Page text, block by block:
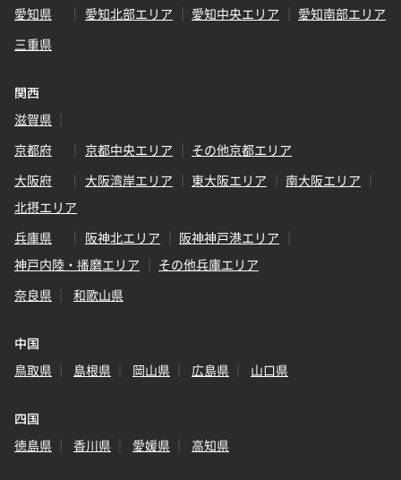
愛知県 愛知北部エリア 愛知中央エリア
愛知南部エリア
三重県
関西
滋賀県
京都府
京都中央エリア
その他京都エリア
大阪府
大阪湾岸エリア 東大阪エリア
南大阪エリア
北摂エリア
兵庫県
阪神北エリア
阪神神戸港エリア
神戸内陸・播磨エリア
その他兵庫エリア
奈良県
和歌山県
中国
鳥取県
島根県 岡山県 広島県 山口県
四国
徳島県
香川県 愛媛県 高知県